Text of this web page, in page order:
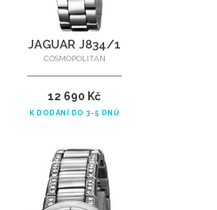
JAGUAR J834/1
COSMOPOLITAN
12 690 Kč
K DODÁNÍ DO 3-5 DNŮ